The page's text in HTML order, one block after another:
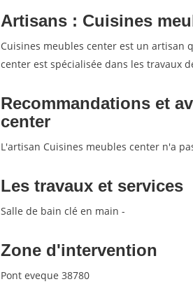
Artisans : Cuisines
Cuisines meubles center est un artisan
center est spécialisée dans les travaux
Recommandations et
center
L'artisan Cuisines meubles center n'a
Les travaux et services
Salle de bain clé en main -
Zone d'intervention
Pont eveque 38780